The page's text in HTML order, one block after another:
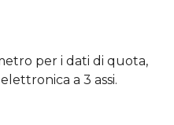
per i dati di quota,
a 3 assi.